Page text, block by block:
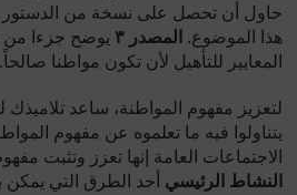
حاول أن تحصل على نسخة من الدستور
هذا الموضوع.
المصدر ٣ يوضح جزءا من
المعايير للتأهيل لأن تكون مواطنا صالحاً.
لتعزيز مفهوم المواطنة، ساعد
يتناولوا فيه ما تعلموه عن مفهوم
الاجتماعات العامة إنها تعزز وتثبت
النشاط الرئيسي أحد الطرق التي يمكن